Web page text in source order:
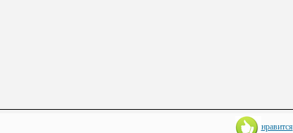
нравится